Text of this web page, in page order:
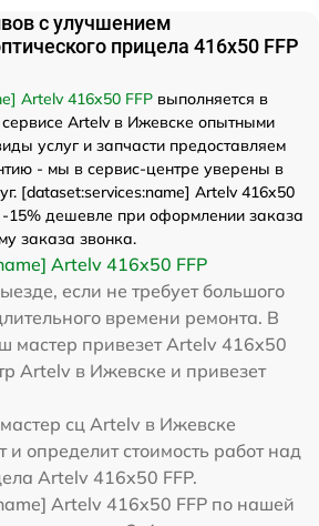
с улучшением
прицела 416x50 FFP
Artelv 416x50 FFP выполняется в
Artelv в Ижевске опытными
услуг и запчасти предоставляем
- мы в сервис-центре уверены в
[dataset:services:name] Artelv 416x50
-15% дешевле при оформлении заказа
заказа звонка.
Artelv 416x50 FFP
если не требует большого
времени ремонта. В
мастер привезет Artelv 416x50
Artelv в Ижевске и привезет
сц Artelv в Ижевске
и определит стоимость работ над
Artelv 416x50 FFP.
Artelv 416x50 FFP по нашей